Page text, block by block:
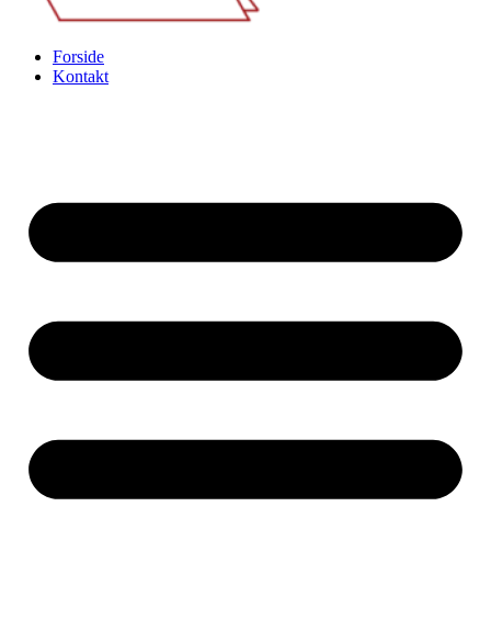
Forside
Kontakt